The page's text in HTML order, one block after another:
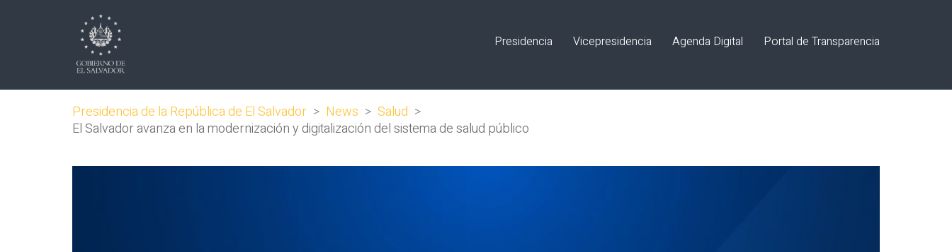
Presidencia Vicepresidencia Agenda Digital Portal de Transparencia
Presidencia de la República de El Salvador > News > Salud >
El Salvador avanza en la modernización y digitalización del sistema de salud público